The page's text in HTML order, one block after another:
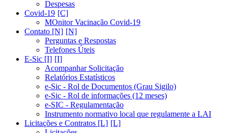
Despesas
Covid-19
MOnitor Vacinação Covid-19
Contato [N]
Perguntas e Respostas
Telefones Úteis
E-Sic [I]
Acompanhar Solicitação
Relatórios Estatísticos
e-Sic - Rol de Documentos (Grau Sigilo)
e-Sic - Rol de informações (12 meses)
e-SIC - Regulamentação
Instrumento normativo local que regulamente a LAI
Licitações e Contratos [L]